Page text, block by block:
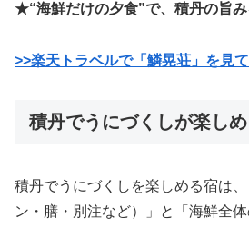
★“海鮮だけの夕食”で、積丹の旨
>>楽天トラベルで「鱗晃荘」を見
積丹でうにづくしが楽し
積丹でうにづくしを楽しめる宿は
ン・膳・別注など）」と「海鮮全